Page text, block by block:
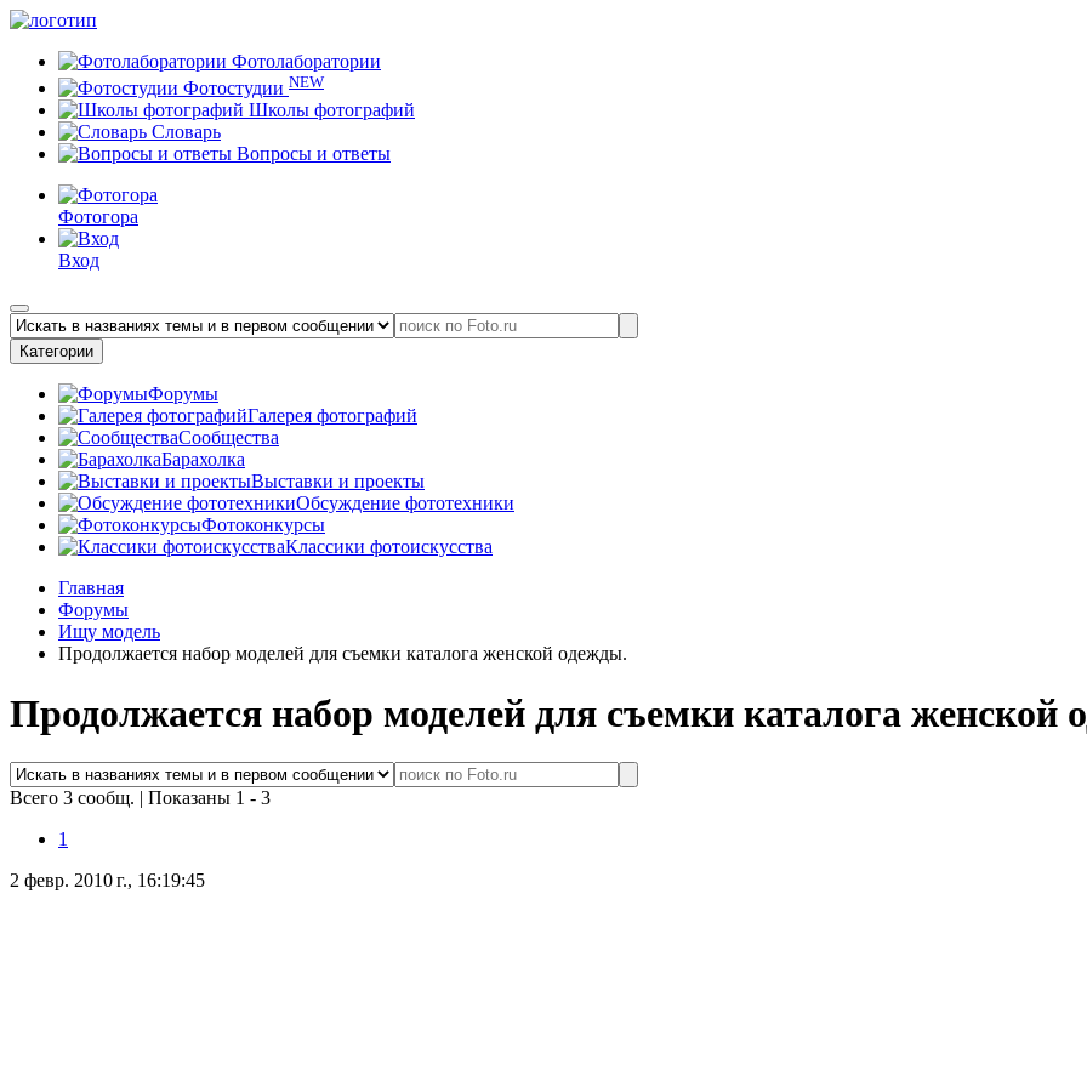
Фотолаборатории
Фотостудии NEW
Школы фотографий
Словарь
Вопросы и ответы
Фотогора
Вход
Категории
Форумы
Галерея фотографий
Сообщества
Барахолка
Выставки и проекты
Обсуждение фототехники
Фотоконкурсы
Классики фотоискусства
Главная
Форумы
Ищу модель
Продолжается набор моделей для съемки каталога женской одежды.
Продолжается набор моделей для съемки каталога женской
Всего 3 сообщ. | Показаны 1 - 3
1
2 февр. 2010 г., 16:19:45